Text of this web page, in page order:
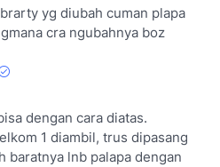
yg diubah cuman plapa
cra ngubahnya boz
dengan cara diatas.
1 diambil, trus dipasang
baratnya lnb palapa dengan